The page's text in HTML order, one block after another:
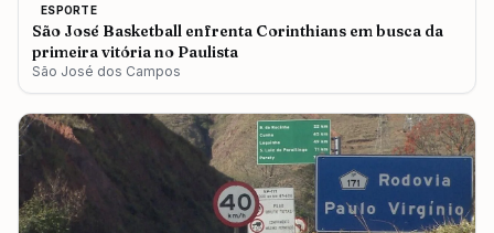
ESPORTE
São José Basketball enfrenta Corinthians em busca da
primeira vitória no Paulista
São José dos Campos